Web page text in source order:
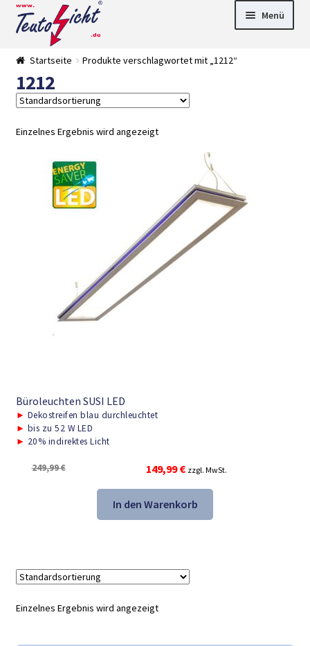
Zur
Navigation
springen
Springe
zum
Menü
►
Startseite Produkte verschlagwortet mit „1212“
1212
Einzelnes Ergebnis wird angezeigt
Büroleuchten SUSI LED
► Dekostreifen blau durchleuchtet
► bis zu 52 W LED
► 20% indirektes Licht
249,99€
Ursprünglicher
Preis
war:
249,99 €
149,99€Aktueller
Preis
ist:
149,99 €.
zzgl. MwSt.
In den Warenkorb
Einzelnes Ergebnis wird angezeigt